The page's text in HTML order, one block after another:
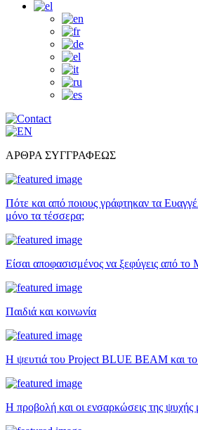
ΑΡΘΡΑ ΣΥΓΓΡΑΦΕΩΣ
Πότε και από ποιους γράφτηκαν τα
μόνο τα τέσσερα;
Είσαι αποφασισμένος να ξεφύγεις από το
Παιδιά και κοινωνία
Η ψευτιά του Project BLUE BEAM και
Η προβολή και οι ενσαρκώσεις της